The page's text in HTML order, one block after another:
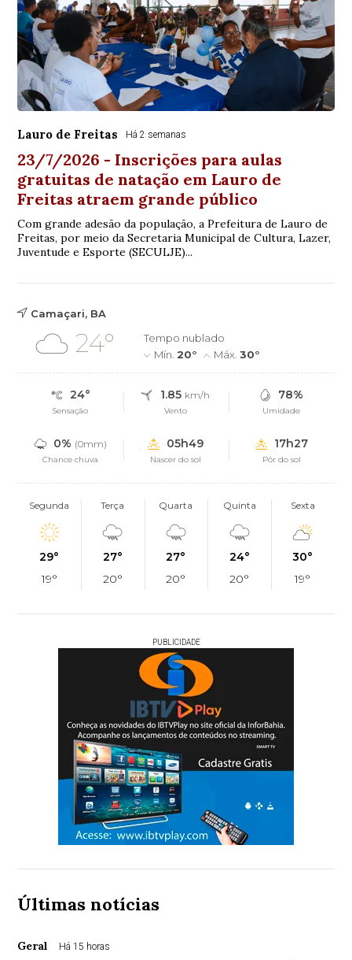
Lauro de Freitas Há 2 semanas
23/7/2026 - Inscrições para aulas
gratuitas de natação em Lauro de
Freitas atraem grande público
Com grande adesão da população, a Prefeitura de Lauro de
Freitas, por meio da Secretaria Municipal de Cultura, Lazer,
Juventude e Esporte (SECULJE)...
Camaçari, BA
24°
Tempo nublado
Mín.20° Máx.30°
24°
Sensação
1.85 km/h
Vento
78%
Umidade
0% (0mm)
Chance chuva
05h49
Nascer do sol
17h27
Pôr do sol
Segunda
29°
19°
Terça
27°
20°
Quarta
27°
20°
Quinta
24°
20°
Sexta
30°
19°
PUBLICIDADE
Últimas notícias
Geral Há 15 horas